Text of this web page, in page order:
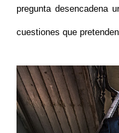
pregunta desencadena
cuestiones que